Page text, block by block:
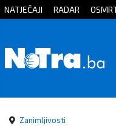
Početna
Sport
NATJEČAJI RADAR
Zanimljivosti